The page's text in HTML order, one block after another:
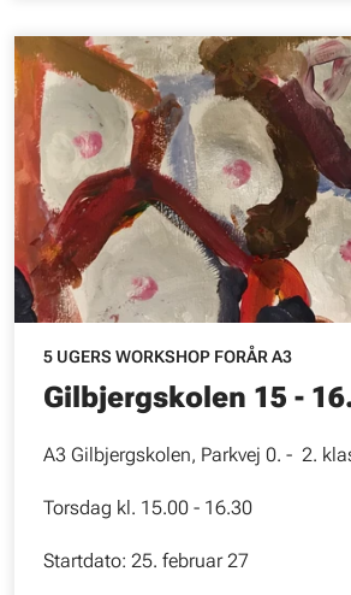
5 UGERS WORKSHOP FORÅR A3
Gilbjergskolen 15 -
A3 Gilbjergskolen, Parkvej 0. - 2.
Torsdag kl. 15.00 - 16.30
Startdato: 25. februar 27